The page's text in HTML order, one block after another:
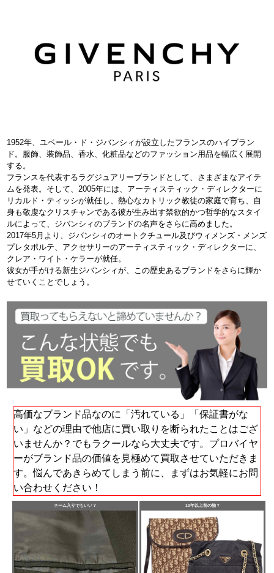
1952年、ユベール・ド・ジバンシィが設立したフランスのハイブラン
ド。服飾、装飾品、香水、化粧品などのファッション用品を幅広く展開
する。
フランスを代表するラグジュアリーブランドとして、さまざまなアイテ
ムを発表。そして、2005年には、アーティスティック・ディレクターに
リカルド・ティッシが就任し、熱心なカトリック教徒の家庭で育ち、自
身も敬虔なクリスチャンである彼が生み出す禁欲的かつ哲学的なスタイ
ルによって、ジバンシィのブランドの名声をさらに高めました。
2017年5月より、ジバンシィのオートクチュール及びウィメンズ・メンズ
プレタポルテ、アクセサリーのアーティスティック・ディレクターに、
クレア・ワイト・ケラーが就任。
彼女が手がける新生ジバンシィが、この歴史あるブランドをさらに輝か
せていくことでしょう。
高価なブランド品なのに「汚れている」「保証書がな
い」などの理由で他店に買い取りを断られたことはござ
いませんか？でもラクールなら大丈夫です。プロバイヤ
ーがブランド品の価値を見極めて買取させていただきま
す。悩んであきらめてしまう前に、まずはお気軽にお問
い合わせください！
ネーム入りでもいい？ 10年以上前の物？